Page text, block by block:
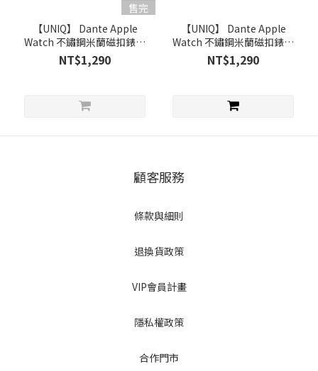
售完
【UNIQ】 Dante Apple
Watch 不鏽鋼米蘭磁扣錶帶
44/45/46/49mm 共用款
NT$1,290
【UNIQ】 Dante Apple
Watch 不鏽鋼米蘭磁扣錶帶
40/41/42mm 共用款
NT$1,290
顧客服務
條款與細則
退換貨政策
VIP會員計畫
隱私權政策
合作門市